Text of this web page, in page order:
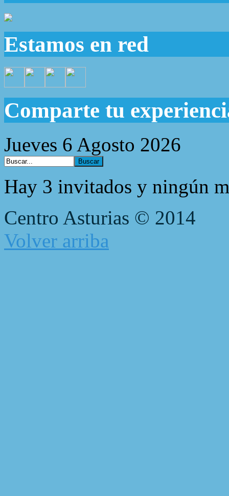
Estamos en red
Comparte tu
Jueves 6 Agosto 2026
Hay 3 invitados y ningún
Centro Asturias © 2014
Volver arriba